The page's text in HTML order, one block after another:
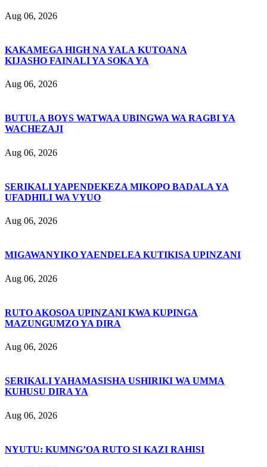
Aug 06, 2026
KAKAMEGA HIGH NA YALA KUTOANA
KIJASHO FAINALI YA SOKA YA
Aug 06, 2026
BUTULA BOYS WATWAA UBINGWA WA RAGBI YA
WACHEZAJI
Aug 06, 2026
SERIKALI YAPENDEKEZA MIKOPO BADALA YA
UFADHILI WA VYUO
Aug 06, 2026
MIGAWANYIKO YAENDELEA KUTIKISA UPINZANI
Aug 06, 2026
RUTO AKOSOA UPINZANI KWA KUPINGA
MAZUNGUMZO YA DIRA
Aug 06, 2026
SERIKALI YAHAMASISHA USHIRIKI WA UMMA
KUHUSU DIRA YA
Aug 06, 2026
NYUTU: KUMNG’OA RUTO SI KAZI RAHISI